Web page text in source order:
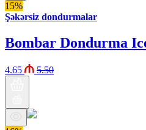
15%
Şəkərsiz dondurmalar
Bombar Dondurma
4.65 5.50